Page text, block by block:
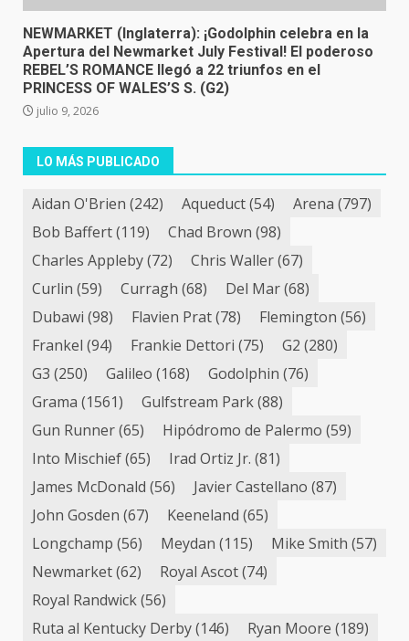
NEWMARKET (Inglaterra): ¡Godolphin celebra en la
Apertura del Newmarket July Festival! El poderoso
REBEL’S ROMANCE llegó a 22 triunfos en el
PRINCESS OF WALES’S S. (G2)
julio 9, 2026
LO MÁS PUBLICADO
Aidan O'Brien (242) Aqueduct(54) Arena (797)
Bob Baffert(119) Chad Brown (98)
Charles Appleby(72) Chris Waller(67)
Curlin (59) Curragh (68) Del Mar(68)
Dubawi (98) Flavien Prat(78) Flemington (56)
Frankel (94) Frankie Dettori (75) G2 (280)
G3 (250) Galileo (168) Godolphin (76)
Grama (1561) Gulfstream Park(88)
Gun Runner(65) Hipódromo de Palermo (59)
Into Mischief(65) Irad Ortiz Jr. (81)
James McDonald (56) Javier Castellano (87)
John Gosden (67) Keeneland (65)
Longchamp (56) Meydan (115) Mike Smith (57)
Newmarket(62) Royal Ascot(74)
Royal Randwick(56)
Ruta al Kentucky Derby(146) Ryan Moore (189)